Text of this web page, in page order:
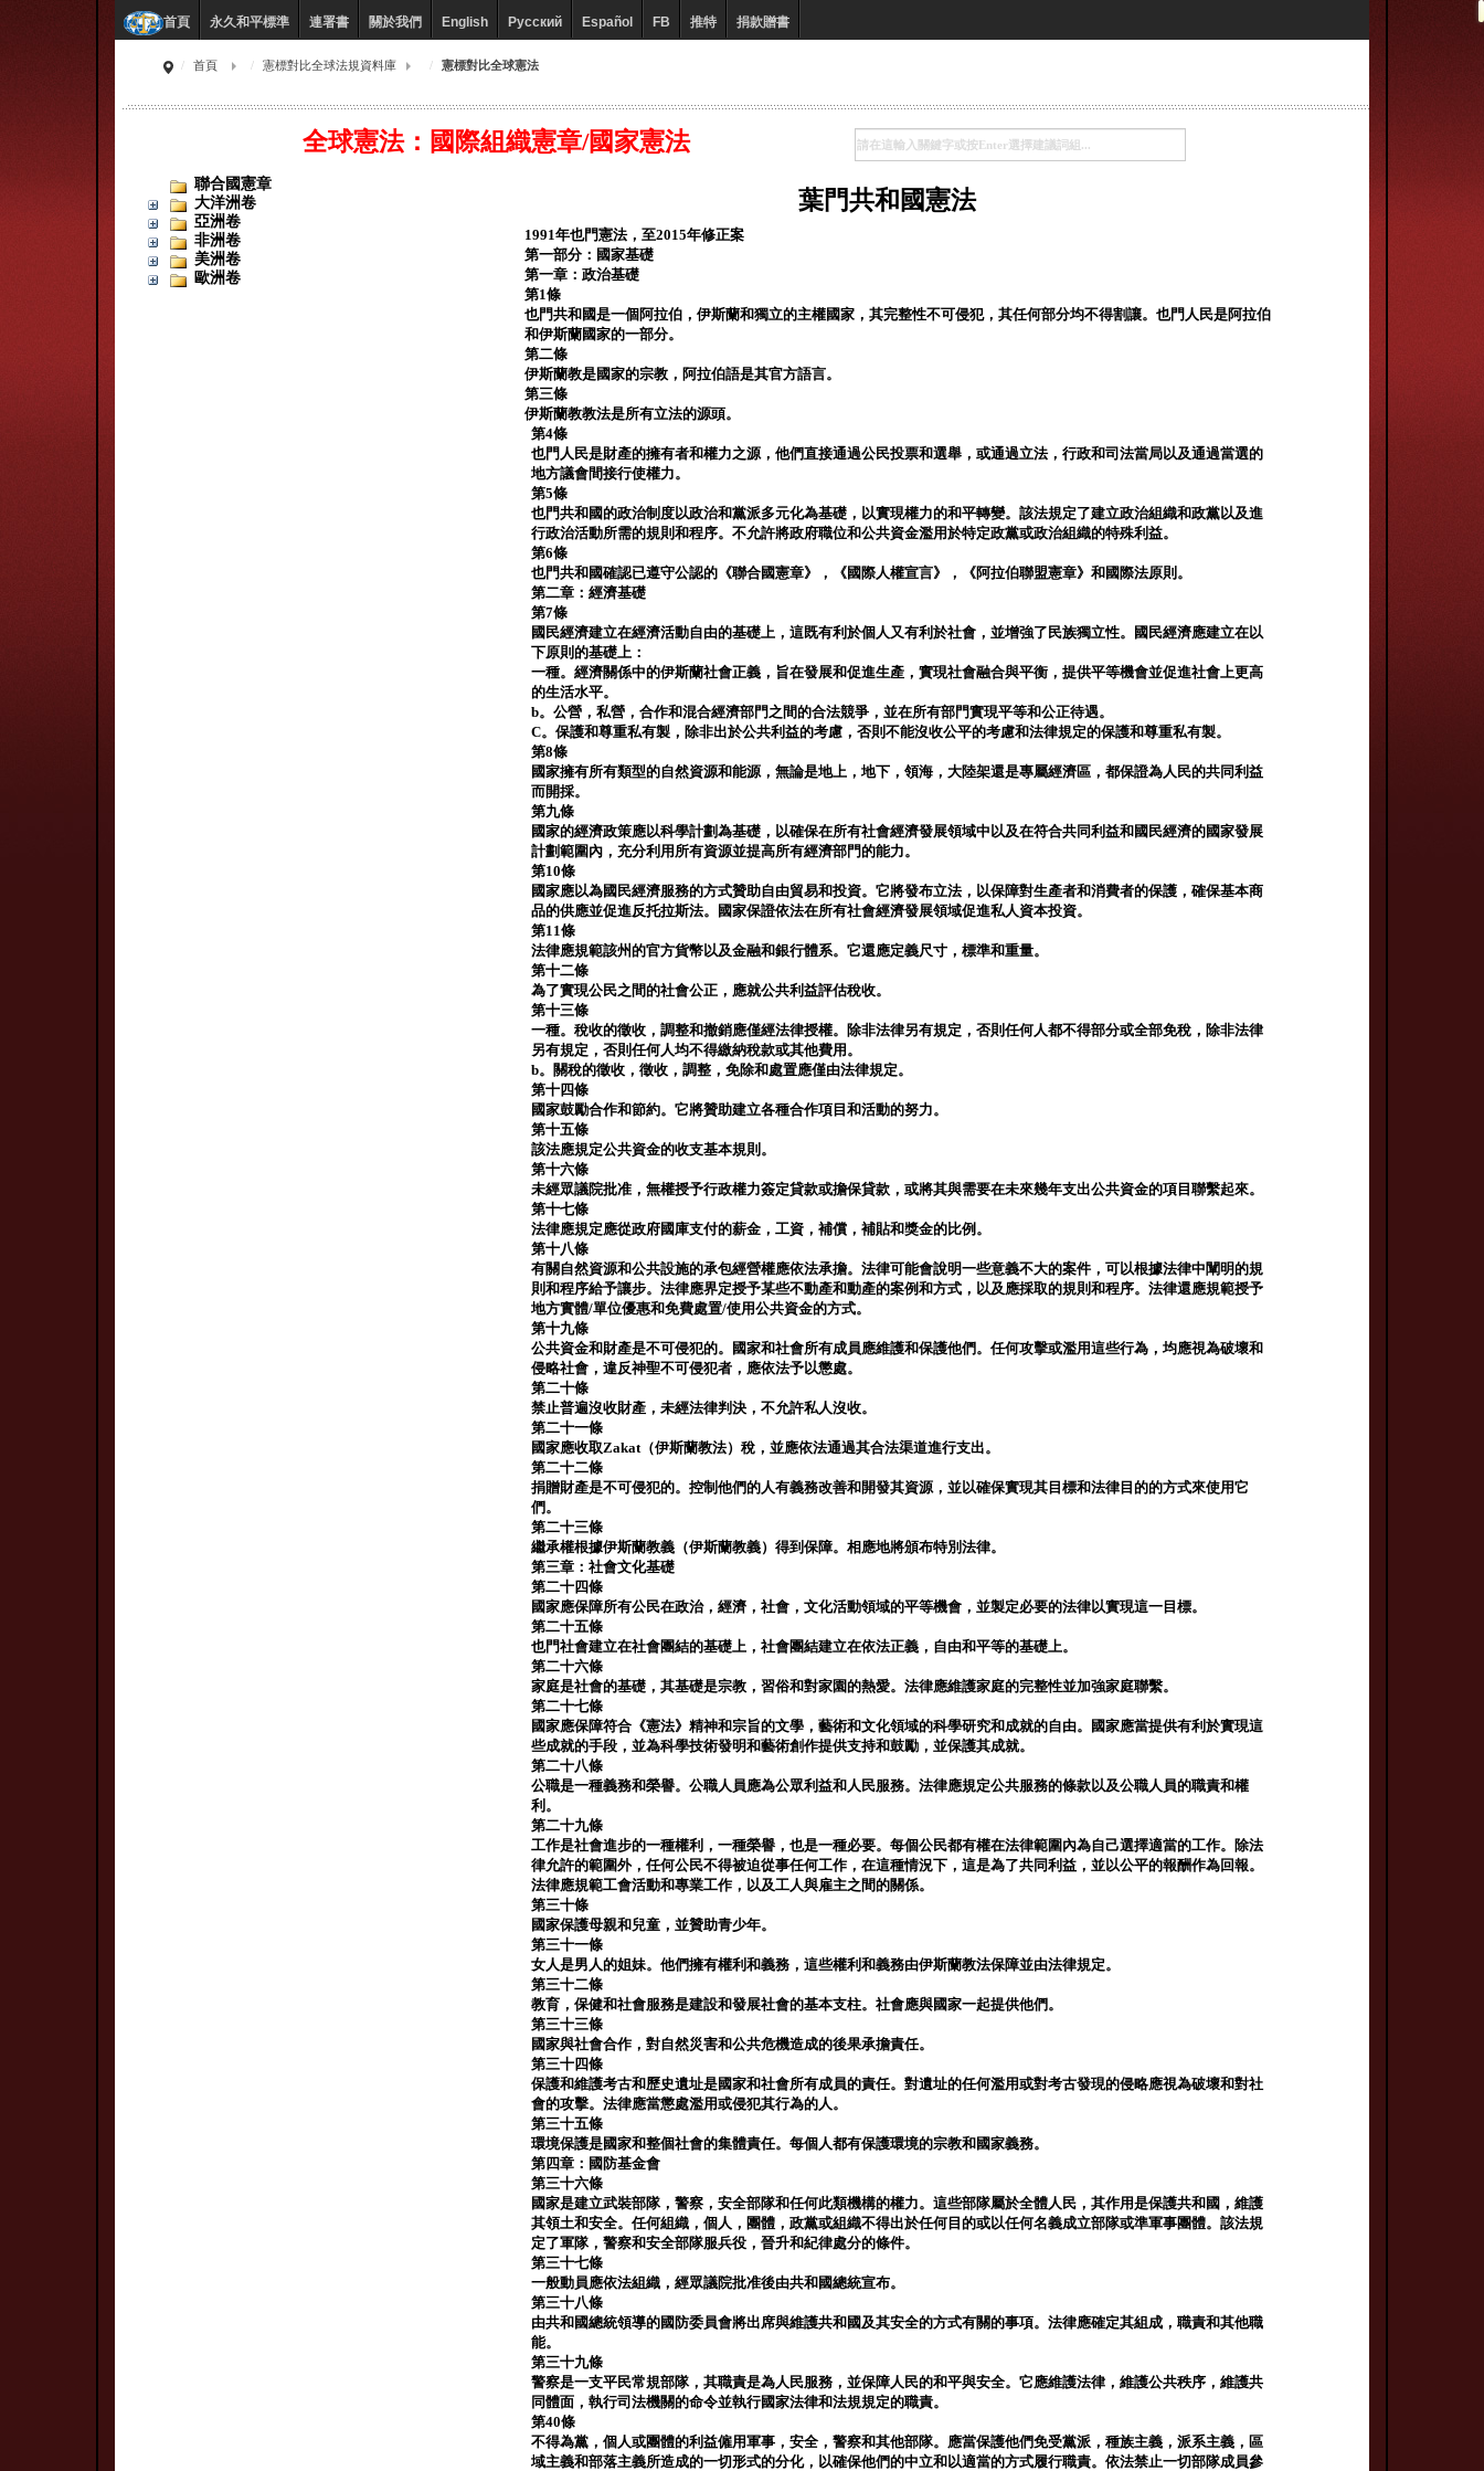
首頁 永久和平標準 連署書 關於我們 English Русский Español FB 推特 捐款贈書
首頁 憲標對比全球法規資料庫 憲標對比全球憲法
全球憲法：國際組織憲章/國家憲法
聯合國憲章
大洋洲卷
亞洲卷
非洲卷
美洲卷
歐洲卷
葉門共和國憲法
1991年也門憲法，至2015年修正案
第一部分：國家基礎
第一章：政治基礎
第1條
也門共和國是一個阿拉伯，伊斯蘭和獨立的主權國家，其完整性不可侵犯，其任何部分均不得割讓。也門人民是阿拉伯
和伊斯蘭國家的一部分。
第二條
伊斯蘭教是國家的宗教，阿拉伯語是其官方語言。
第三條
伊斯蘭教教法是所有立法的源頭。
第4條
也門人民是財產的擁有者和權力之源，他們直接通過公民投票和選舉，或通過立法，行政和司法當局以及通過當選的
地方議會間接行使權力。
第5條
也門共和國的政治制度以政治和黨派多元化為基礎，以實現權力的和平轉變。該法規定了建立政治組織和政黨以及進
行政治活動所需的規則和程序。不允許將政府職位和公共資金濫用於特定政黨或政治組織的特殊利益。
第6條
也門共和國確認已遵守公認的《聯合國憲章》，《國際人權宣言》，《阿拉伯聯盟憲章》和國際法原則。
第二章：經濟基礎
第7條
國民經濟建立在經濟活動自由的基礎上，這既有利於個人又有利於社會，並增強了民族獨立性。國民經濟應建立在以
下原則的基礎上：
一種。經濟關係中的伊斯蘭社會正義，旨在發展和促進生產，實現社會融合與平衡，提供平等機會並促進社會上更高
的生活水平。
b。公營，私營，合作和混合經濟部門之間的合法競爭，並在所有部門實現平等和公正待遇。
C。保護和尊重私有製，除非出於公共利益的考慮，否則不能沒收公平的考慮和法律規定的保護和尊重私有製。
第8條
國家擁有所有類型的自然資源和能源，無論是地上，地下，領海，大陸架還是專屬經濟區，都保證為人民的共同利益
而開採。
第九條
國家的經濟政策應以科學計劃為基礎，以確保在所有社會經濟發展領域中以及在符合共同利益和國民經濟的國家發展
計劃範圍內，充分利用所有資源並提高所有經濟部門的能力。
第10條
國家應以為國民經濟服務的方式贊助自由貿易和投資。它將發布立法，以保障對生產者和消費者的保護，確保基本商
品的供應並促進反托拉斯法。國家保證依法在所有社會經濟發展領域促進私人資本投資。
第11條
法律應規範該州的官方貨幣以及金融和銀行體系。它還應定義尺寸，標準和重量。
第十二條
為了實現公民之間的社會公正，應就公共利益評估稅收。
第十三條
一種。稅收的徵收，調整和撤銷應僅經法律授權。除非法律另有規定，否則任何人都不得部分或全部免稅，除非法律
另有規定，否則任何人均不得繳納稅款或其他費用。
b。關稅的徵收，徵收，調整，免除和處置應僅由法律規定。
第十四條
國家鼓勵合作和節約。它將贊助建立各種合作項目和活動的努力。
第十五條
該法應規定公共資金的收支基本規則。
第十六條
未經眾議院批准，無權授予行政權力簽定貸款或擔保貸款，或將其與需要在未來幾年支出公共資金的項目聯繫起來。
第十七條
法律應規定應從政府國庫支付的薪金，工資，補償，補貼和獎金的比例。
第十八條
有關自然資源和公共設施的承包經營權應依法承擔。法律可能會說明一些意義不大的案件，可以根據法律中闡明的規
則和程序給予讓步。法律應界定授予某些不動產和動產的案例和方式，以及應採取的規則和程序。法律還應規範授予
地方實體/單位優惠和免費處置/使用公共資金的方式。
第十九條
公共資金和財產是不可侵犯的。國家和社會所有成員應維護和保護他們。任何攻擊或濫用這些行為，均應視為破壞和
侵略社會，違反神聖不可侵犯者，應依法予以懲處。
第二十條
禁止普遍沒收財產，未經法律判決，不允許私人沒收。
第二十一條
國家應收取Zakat（伊斯蘭教法）稅，並應依法通過其合法渠道進行支出。
第二十二條
捐贈財產是不可侵犯的。控制他們的人有義務改善和開發其資源，並以確保實現其目標和法律目的的方式來使用它
們。
第二十三條
繼承權根據伊斯蘭教義（伊斯蘭教義）得到保障。相應地將頒布特別法律。
第三章：社會文化基礎
第二十四條
國家應保障所有公民在政治，經濟，社會，文化活動領域的平等機會，並製定必要的法律以實現這一目標。
第二十五條
也門社會建立在社會團結的基礎上，社會團結建立在依法正義，自由和平等的基礎上。
第二十六條
家庭是社會的基礎，其基礎是宗教，習俗和對家園的熱愛。法律應維護家庭的完整性並加強家庭聯繫。
第二十七條
國家應保障符合《憲法》精神和宗旨的文學，藝術和文化領域的科學研究和成就的自由。國家應當提供有利於實現這
些成就的手段，並為科學技術發明和藝術創作提供支持和鼓勵，並保護其成就。
第二十八條
公職是一種義務和榮譽。公職人員應為公眾利益和人民服務。法律應規定公共服務的條款以及公職人員的職責和權
利。
第二十九條
工作是社會進步的一種權利，一種榮譽，也是一種必要。每個公民都有權在法律範圍內為自己選擇適當的工作。除法
律允許的範圍外，任何公民不得被迫從事任何工作，在這種情況下，這是為了共同利益，並以公平的報酬作為回報。
法律應規範工會活動和專業工作，以及工人與雇主之間的關係。
第三十條
國家保護母親和兒童，並贊助青少年。
第三十一條
女人是男人的姐妹。他們擁有權利和義務，這些權利和義務由伊斯蘭教法保障並由法律規定。
第三十二條
教育，保健和社會服務是建設和發展社會的基本支柱。社會應與國家一起提供他們。
第三十三條
國家與社會合作，對自然災害和公共危機造成的後果承擔責任。
第三十四條
保護和維護考古和歷史遺址是國家和社會所有成員的責任。對遺址的任何濫用或對考古發現的侵略應視為破壞和對社
會的攻擊。法律應當懲處濫用或侵犯其行為的人。
第三十五條
環境保護是國家和整個社會的集體責任。每個人都有保護環境的宗教和國家義務。
第四章：國防基金會
第三十六條
國家是建立武裝部隊，警察，安全部隊和任何此類機構的權力。這些部隊屬於全體人民，其作用是保護共和國，維護
其領土和安全。任何組織，個人，團體，政黨或組織不得出於任何目的或以任何名義成立部隊或準軍事團體。該法規
定了軍隊，警察和安全部隊服兵役，晉升和紀律處分的條件。
第三十七條
一般動員應依法組織，經眾議院批准後由共和國總統宣布。
第三十八條
由共和國總統領導的國防委員會將出席與維護共和國及其安全的方式有關的事項。法律應確定其組成，職責和其他職
能。
第三十九條
警察是一支平民常規部隊，其職責是為人民服務，並保障人民的和平與安全。它應維護法律，維護公共秩序，維護共
同體面，執行司法機關的命令並執行國家法律和法規規定的職責。
第40條
不得為黨，個人或團體的利益僱用軍事，安全，警察和其他部隊。應當保護他們免受黨派，種族主義，派系主義，區
域主義和部落主義所造成的一切形式的分化，以確保他們的中立和以適當的方式履行職責。依法禁止一切部隊成員參